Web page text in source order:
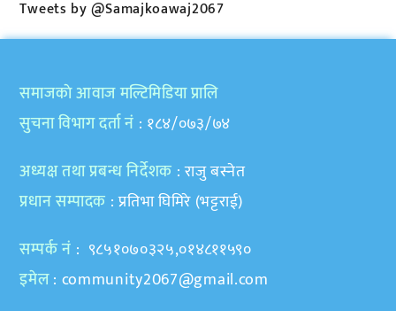
Tweets by @Samajkoawaj2067
समाजकाे आवाज मल्टिमिडिया प्रालि
सुचना विभाग दर्ता नं : १८४/०७३/७४
अध्यक्ष तथा प्रबन्ध निर्देशक : राजु बस्नेत
प्रधान सम्पादक : प्रतिभा घिमिरे (भट्टराई)
सम्पर्क नं : ९८५१०७०३२५,०१४८११५९०
इमेल: community2067@gmail.com